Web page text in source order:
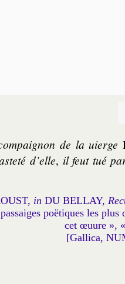
de la uierge
d’elle, il feut tué
in DU BELLAY,
poë­tiques les
cet œuure »,
[Gallica,